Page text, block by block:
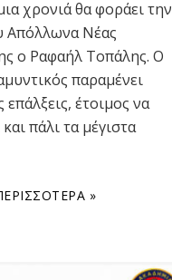
χρονιά θα φοράει την
Απόλλωνα Νέας
ο Ραφαήλ Τοπάλης. Ο
παραμένει
επάλξεις, έτοιμος να
πάλι τα μέγιστα
»